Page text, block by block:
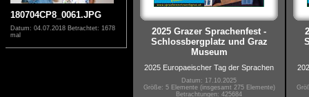
180704CP8_0061.JPG
Datum: 04.07.2018 Betrachtet: 1678
mal
2025 Grazer Sprachenfest -
Schlossbergplatz und Graz
Museum
2025 Europaeischer Tag der Sprachen
Datum: 17.10.2025
Größe: 5 Elemente (insgesamt 275 Elemente)
Betrachtungen: 425684